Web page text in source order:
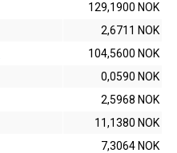
129,1900 NOK
2,6711 NOK
104,5600 NOK
0,0590 NOK
2,5968 NOK
11,1380 NOK
7,3064 NOK